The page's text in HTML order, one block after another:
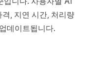
, 지연 시간, 처리량
데이트됩니다.